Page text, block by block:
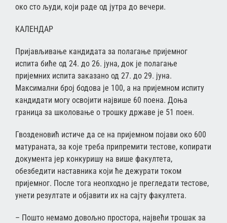
око сто људи, који раде од јутра до вечери.
КАЛЕНДАР
Пријављивање кандидата за полагање пријемног
испита биће од 24. до 26. јуна, док је полагање
пријемних испита заказано од 27. до 29. јуна.
Максимални број бодова је 100, а на пријемном испиту
кандидати могу освојити највише 60 поена. Доња
граница за школовање о трошку државе је 51 поен.
Гвозденовић истиче да се на пријемном појави око 600
матураната, за које треба припремити тестове, копирати
документа јер конкуришу на више факултета,
обезбедити наставника који ће дежурати током
пријемног. После тога неопходно је прегледати тестове,
унети резултате и објавити их на сајту факултета.
– Пошто немамо довољно простора, највећи трошак за